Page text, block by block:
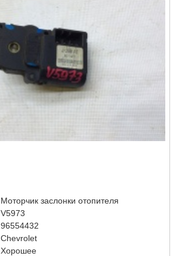
Моторчик заслонки отопителя
V5973
96554432
Chevrolet
Хорошее